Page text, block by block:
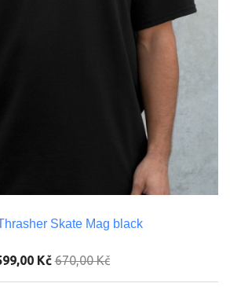
Skate Mag black
Kč 670,00 Kč